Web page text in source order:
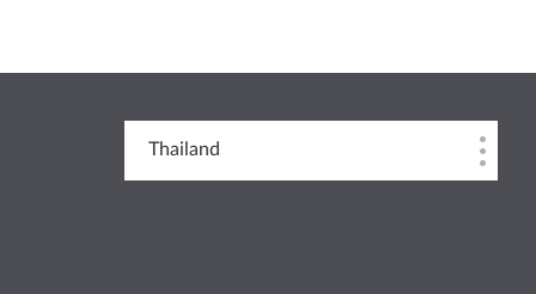
Thailand